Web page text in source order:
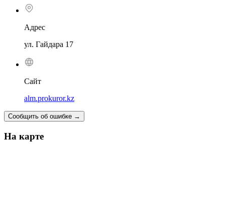
Адрес
ул. Гайдара 17
Сайт
alm.prokuror.kz
Сообщить об ошибке →
На карте